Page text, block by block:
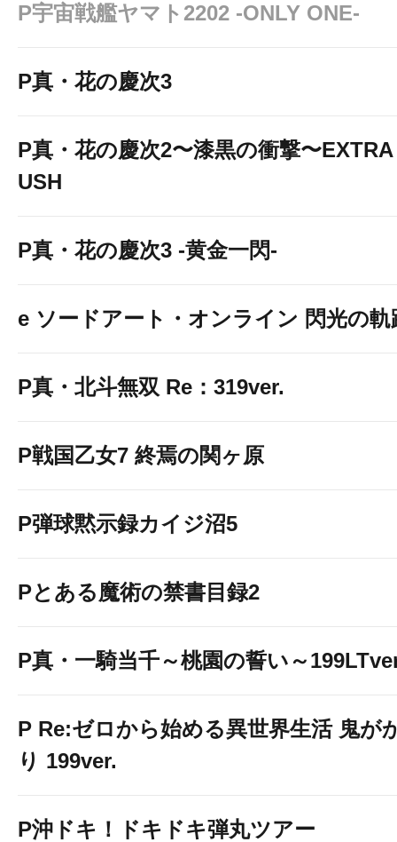
P宇宙戦艦ヤマト2202 -ONLY ONE-
P真・花の慶次3
P真・花の慶次2〜漆黒の衝撃〜EXTRA
USH
P真・花の慶次3 -黄金一閃-
e ソードアート・オンライン 閃光の軌
P真・北斗無双 Re：319ver.
P戦国乙女7 終焉の関ヶ原
P弾球黙示録カイジ沼5
Pとある魔術の禁書目録2
P真・一騎当千～桃園の誓い～
P Re:ゼロから始める異世界生活 鬼が
り 199ver.
P沖ドキ！ドキドキ弾丸ツアー